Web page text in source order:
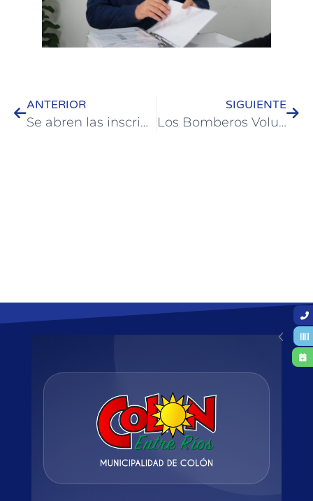
ANTERIOR
Se abren las inscripciones para el Concejo Deliberante Juvenil en Colón
SIGUIENTE
Los Bomberos Voluntarios de Colón celebraron su día